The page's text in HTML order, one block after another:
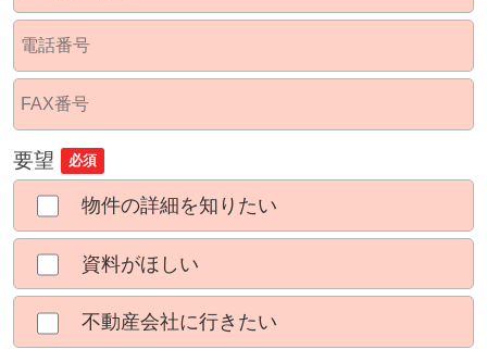
要望 必須
物件の詳細を知りたい
資料がほしい
不動産会社に行きたい